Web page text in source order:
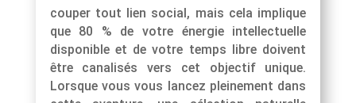
couper tout lien social, mais cela implique
que 80 % de votre énergie intellectuelle
disponible et de votre temps libre doivent
être canalisés vers cet objectif unique.
Lorsque vous vous lancez pleinement dans